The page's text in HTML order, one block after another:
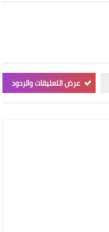
عرض التعليقات والردود